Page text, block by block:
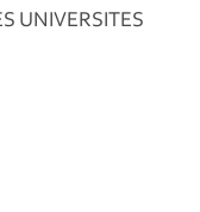
UNIVERSITES